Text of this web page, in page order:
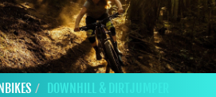
DOWNHILL & DIRTJUMPER